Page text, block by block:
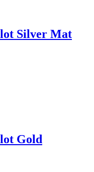
Silver Mat
Gold